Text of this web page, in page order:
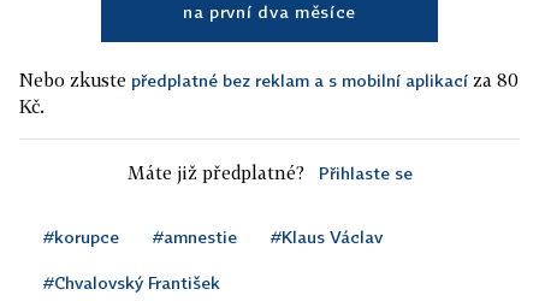
na první dva měsíce
Nebo zkuste předplatné bez reklam a s mobilní aplikací za 80
Kč.
Máte již předplatné? Přihlaste se
#korupce #amnestie #Klaus Václav
#Chvalovský František